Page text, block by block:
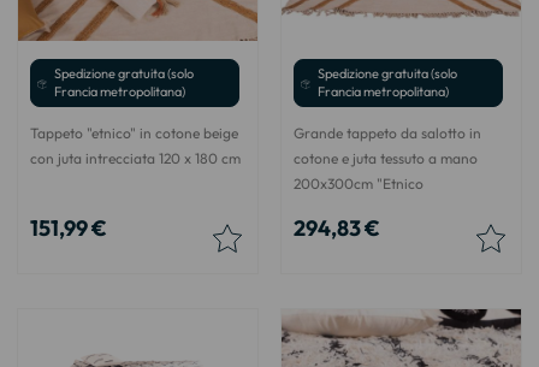
Spedizione gratuita (solo
Francia metropolitana)
Tappeto "etnico" in cotone beige
con juta intrecciata 120 x 180 cm
151,99 €
Spedizione gratuita (solo
Francia metropolitana)
Grande tappeto da salotto in
cotone e juta tessuto a mano
200x300cm "Etnico
294,83 €